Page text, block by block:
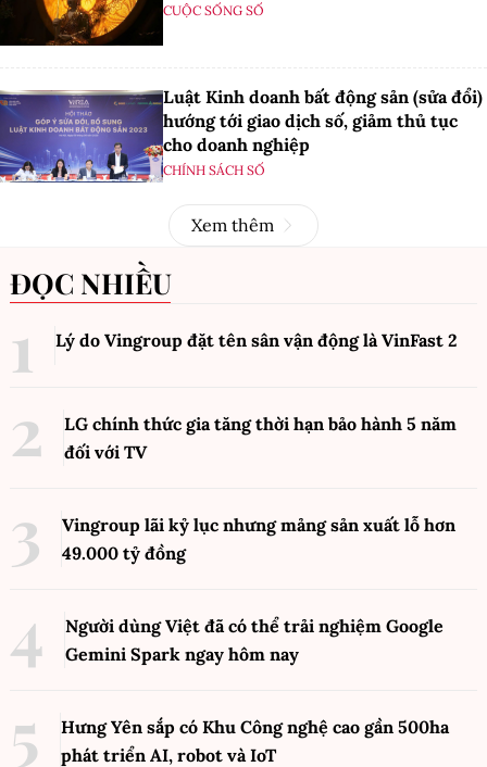
CUỘC SỐNG SỐ
Luật Kinh doanh bất động sản (sửa đổi)
hướng tới giao dịch số, giảm thủ tục
cho doanh nghiệp
CHÍNH SÁCH SỐ
Xem thêm
ĐỌC NHIỀU
Lý do Vingroup đặt tên sân vận động là VinFast 2
LG chính thức gia tăng thời hạn bảo hành 5 năm
đối với TV
Vingroup lãi kỷ lục nhưng mảng sản xuất lỗ hơn
49.000 tỷ đồng
Người dùng Việt đã có thể trải nghiệm Google
Gemini Spark ngay hôm nay
Hưng Yên sắp có Khu Công nghệ cao gần 500ha
phát triển AI, robot và IoT